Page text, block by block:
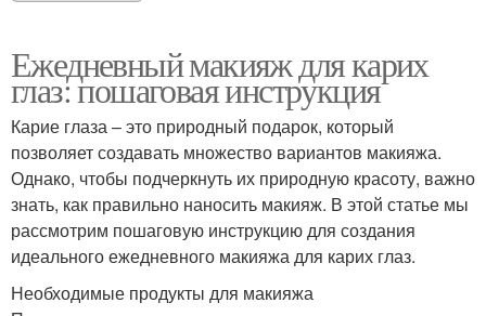
Ежедневный макияж для карих
глаз: пошаговая инструкция
Карие глаза – это природный подарок, который
позволяет создавать множество вариантов макияжа.
Однако, чтобы подчеркнуть их природную красоту, важно
знать, как правильно наносить макияж. В этой статье мы
рассмотрим пошаговую инструкцию для создания
идеального ежедневного макияжа для карих глаз.
Необходимые продукты для макияжа